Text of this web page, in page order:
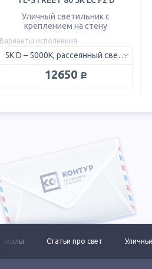
Уличный светильник с
креплением на стену
Варианты исполнения
5K D – 5000K, рассеянный свет 120°
12650 руб.
Статьи про свет Уличные LED